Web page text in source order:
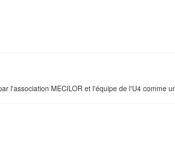
l'association MECILOR et l'équipe de l'U4 comme